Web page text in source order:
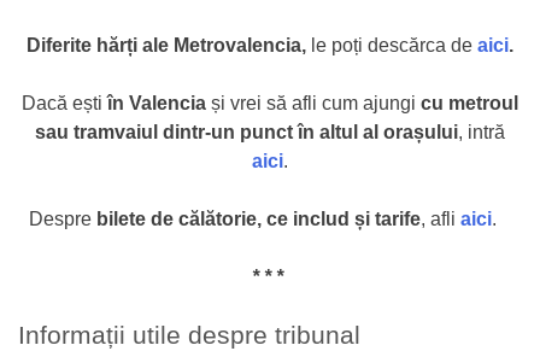
Diferite hărți ale Metrovalencia, le poți descărca de aici.
Dacă eștiîn Valencia și vrei să afli cum ajungi cu metroul
sau tramvaiul dintr-un punct în altul al orașului, intră
aici.
Despre bilete de călătorie, ce includ și tarife, afli aici.
* * *
Informații utile despre tribunal